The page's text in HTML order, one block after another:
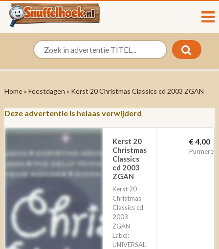
Home» Feestdagen » Kerst 20 Christmas Classics cd 2003 ZGAN
Deze advertentie is helaas verwijderd
Kerst 20
Christmas
Classics
cd 2003
ZGAN
Kerst 20
Christmas
Classics cd
2003
ZGAN
Label:
UNIVERSAL
€ 4,00